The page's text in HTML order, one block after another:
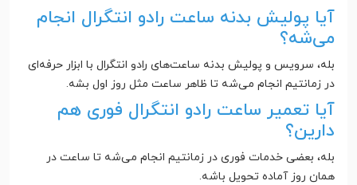
آیا پولیش بدنه ساعت رادو انتگرال انجام
می‌شه؟
بله، سرویس و پولیش بدنه ساعت‌های رادو انتگرال با ابزار حرفه‌ای
در زمانتیم انجام می‌شه تا ظاهر ساعت مثل روز اول بشه.
آیا تعمیر ساعت رادو انتگرال فوری هم
دارین؟
بله، بعضی خدمات فوری در زمانتیم انجام می‌شه تا ساعت در
همان روز آماده تحویل باشه.